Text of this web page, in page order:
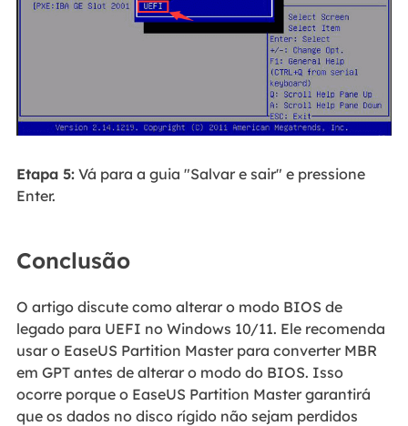
Etapa 5:Vá para a guia "Salvar e sair" e pressione
Enter.
Conclusão
O artigo discute como alterar o modo BIOS de
legado para UEFI no Windows 10/11. Ele recomenda
usar o EaseUS Partition Master para converter MBR
em GPT antes de alterar o modo do BIOS. Isso
ocorre porque o EaseUS Partition Master garantirá
que os dados no disco rígido não sejam perdidos